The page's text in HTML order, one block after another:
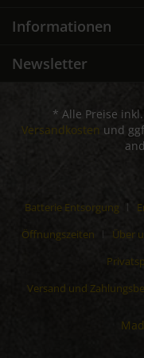
Informationen
Newsletter
* Alle Preise
Versandkosten und
Batterie Entsorgung
Öffnungszeiten
Über
Versand und